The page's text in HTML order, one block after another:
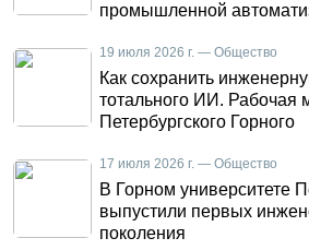
промышленной
19 июля 2026 г. — Общество
Как сохранить
тотального ИИ. Рабочая
Петербургского Горного
17 июля 2026 г. — Общество
В Горном университете
выпустили первых
поколения